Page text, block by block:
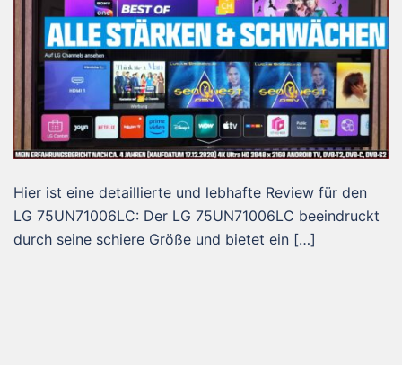
Hier ist eine detaillierte und lebhafte Review für den
LG 75UN71006LC: Der LG 75UN71006LC beeindruckt
durch seine schiere Größe und bietet ein […]